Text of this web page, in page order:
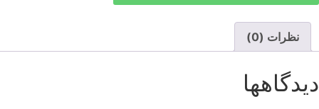
نظرات (0)
دیدگاهها